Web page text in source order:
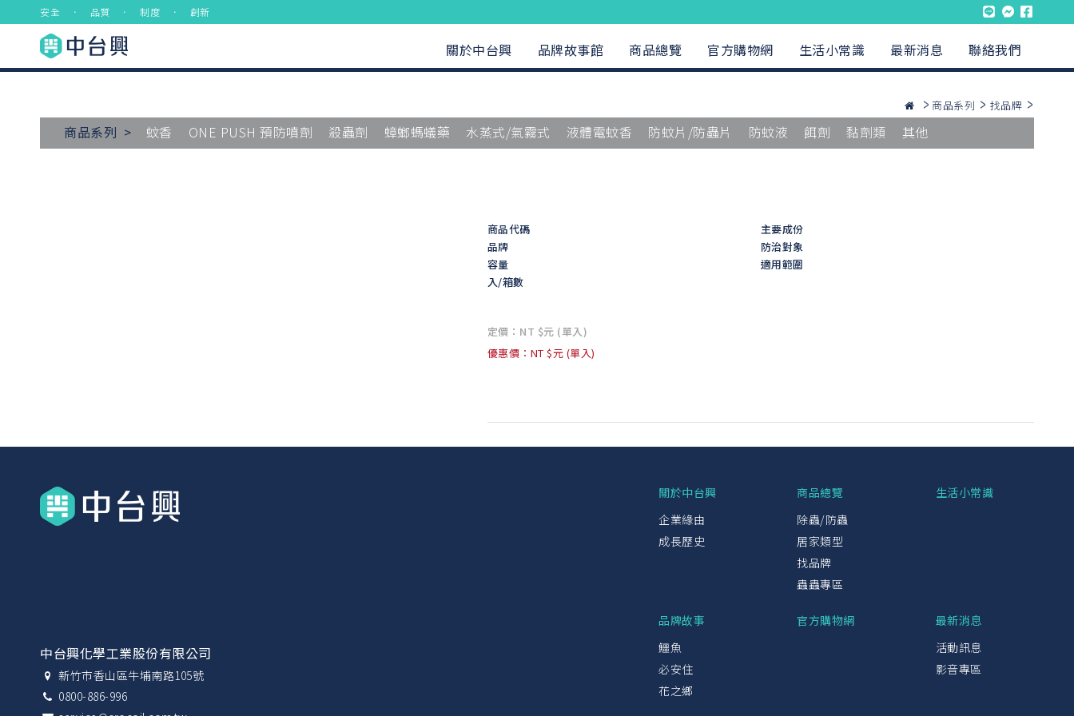
安全 ． 品質 ． 制度 ． 創新
關於中台興 品牌故事館 商品總覽 官方購物網 生活小常識 最新消息 聯絡我們
商品系列 找品牌
商品系列 > 蚊香 ONE PUSH 預防噴劑 殺蟲劑 蟑螂螞蟻藥 水蒸式/氣霧式 液體電蚊香 防蚊片/防蟲片 防蚊液 餌劑 黏劑類 其他
商品代碼
品牌
容量
入/箱數
主要成份
防治對象
適用範圍
定價：NT $元 (單入)
優惠價：NT $元 (單入)
中台興化學工業股份有限公司
新竹市香山區牛埔南路105號
0800-886-996
關於中台興
企業緣由
成長歷史
商品總覽
除蟲/防蟲
居家類型
找品牌
蟲蟲專區
生活小常識
品牌故事
鱷魚
必安住
花之鄉
官方購物網
最新消息
活動訊息
影音專區